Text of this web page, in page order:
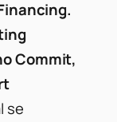
Commit,
se